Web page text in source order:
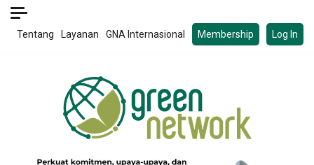
Skip
Tentang Layanan GNA Internasional Membership Log In